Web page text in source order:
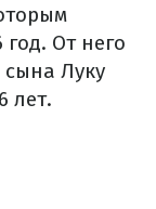
год. От него
Луку
лет.